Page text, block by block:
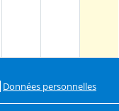
Données personnelles